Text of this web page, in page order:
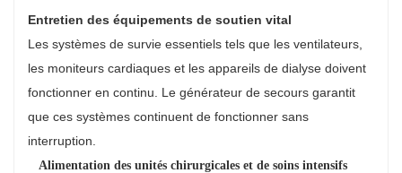
Entretien des équipements de soutien vital
Les systèmes de survie essentiels tels que les ventilateurs,
les moniteurs cardiaques et les appareils de dialyse doivent
fonctionner en continu. Le générateur de secours garantit
que ces systèmes continuent de fonctionner sans
interruption.
Alimentation des unités chirurgicales et de soins intensifs